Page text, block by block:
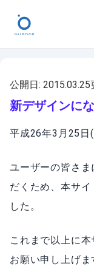
公開日: 2015.03.25
新デザインに
平成26年3月25日(
ユーザーの皆さ
だくため、本サ
した。
これまで以上に本
お願い申し上げま